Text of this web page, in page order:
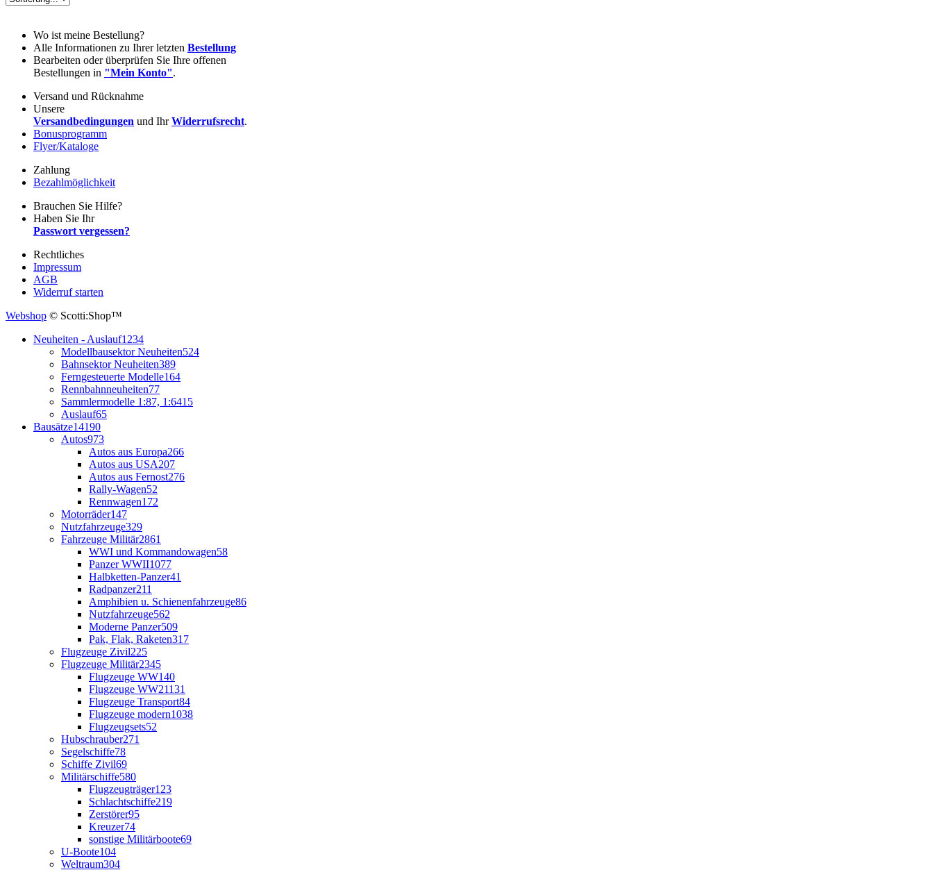
Wo ist meine Bestellung?
Alle Informationen zu Ihrer letzten Bestellung
Bearbeiten oder überprüfen Sie Ihre offenen
Bestellungen in "Mein Konto".
Versand und Rücknahme
Unsere
Versandbedingungen und IhrWiderrufsrecht.
Bonusprogramm
Flyer/Kataloge
Zahlung
Bezahlmöglichkeit
Brauchen Sie Hilfe?
Haben Sie Ihr
Passwort vergessen?
Rechtliches
Impressum
AGB
Widerruf starten
Webshop © Scotti:Shop™
Neuheiten - Auslauf1234
Modellbausektor Neuheiten524
Bahnsektor Neuheiten389
Ferngesteuerte Modelle164
Rennbahnneuheiten77
Sammlermodelle 1:87, 1:6415
Auslauf65
Bausätze14190
Autos973
Autos aus Europa266
Autos aus USA207
Autos aus Fernost276
Rally-Wagen52
Rennwagen172
Motorräder147
Nutzfahrzeuge329
Fahrzeuge Militär2861
WWI und Kommandowagen58
Panzer WWII1077
Halbketten-Panzer41
Radpanzer211
Amphibien u. Schienenfahrzeuge86
Nutzfahrzeuge562
Moderne Panzer509
Pak, Flak, Raketen317
Flugzeuge Zivil225
Flugzeuge Militär2345
Flugzeuge WW140
Flugzeuge WW21131
Flugzeuge Transport84
Flugzeuge modern1038
Flugzeugsets52
Hubschrauber271
Segelschiffe78
Schiffe Zivil69
Militärschiffe580
Flugzeugträger123
Schlachtschiffe219
Zerstörer95
Kreuzer74
sonstige Militärboote69
U-Boote104
Weltraum304